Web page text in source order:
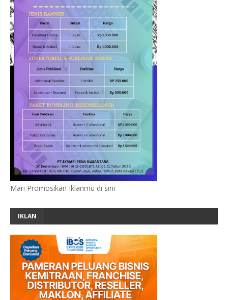
Mari Promosikan Iklanmu di sini
IKLAN